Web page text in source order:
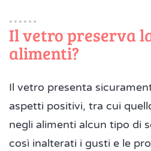
Il vetro preserva
alimenti?
Il vetro presenta
aspetti positivi, tra cui
negli alimenti alcun tipo di
così inalterati i gusti e le